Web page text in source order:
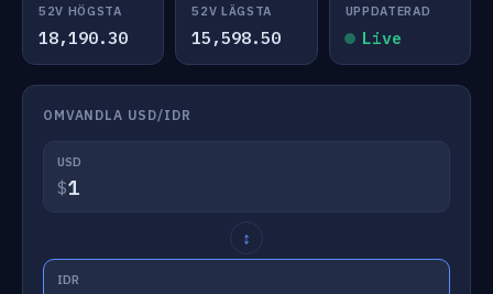
52V HÖGSTA
18,190.30
52V LÄGSTA
15,598.50
UPPDATERAD
Live
OMVANDLA USD/IDR
USD
$
↕
IDR